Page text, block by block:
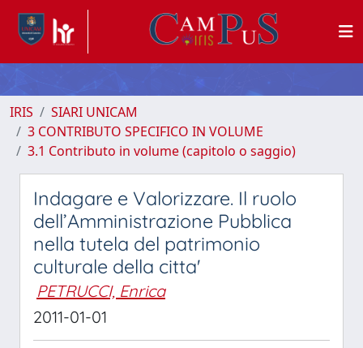
IRIS
SIARI UNICAM
3 CONTRIBUTO SPECIFICO IN VOLUME
3.1 Contributo in volume (capitolo o saggio)
Indagare e Valorizzare. Il ruolo
dell’Amministrazione Pubblica
nella tutela del patrimonio
culturale della citta'
PETRUCCI, Enrica
2011-01-01